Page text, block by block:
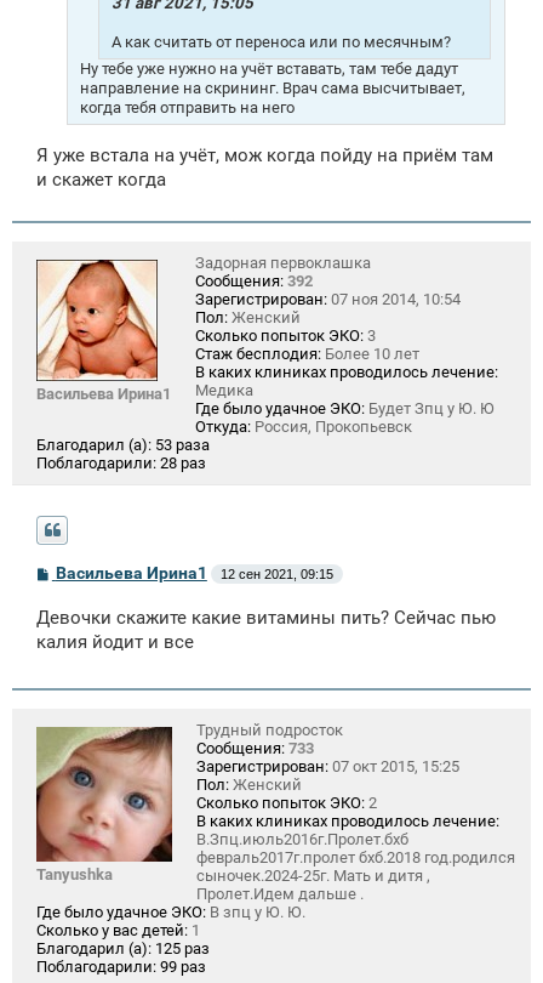
А как считать от переноса или по месячным?
Ну тебе уже нужно на учёт вставать, там тебе дадут
направление на скрининг. Врач сама высчитывает,
когда тебя отправить на него
Я уже встала на учёт, мож когда пойду на приём там
и скажет когда
Васильева Ирина1
Задорная первоклашка
Сообщения: 392
Зарегистрирован: 07 ноя 2014, 10:54
Пол: Женский
Сколько попыток ЭКО: 3
Стаж бесплодия: Более 10 лет
В каких клиниках проводилось лечение:
Медика
Где было удачное ЭКО: Будет Зпц у Ю. Ю
Откуда: Россия, Прокопьевск
Благодарил (а): 53 раза
Поблагодарили: 28 раз
С
б
щ
и
Васильева Ирина1 12 сен 2021, 09:15
Девочки скажите какие витамины пить? Сейчас пью
калия йодит и все
Tanyushka
Трудный подросток
Сообщения: 733
Зарегистрирован: 07 окт 2015, 15:25
Пол: Женский
Сколько попыток ЭКО: 2
В каких клиниках проводилось лечение:
В.Зпц.июль2016г.Пролет.бхб
февраль2017г.пролет бхб.2018 год.родился
сыночек.2024-25г. Мать и дитя ,
Пролет.Идем дальше .
Где было удачное ЭКО: В зпц у Ю. Ю.
Сколько у вас детей: 1
Благодарил (а): 125 раз
Поблагодарили: 99 раз